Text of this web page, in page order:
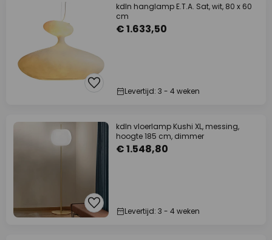
kdln hanglamp E.T.A. Sat, wit, 80 x 60
cm
€ 1.633,50
Levertijd: 3 - 4 weken
kdln vloerlamp Kushi XL, messing,
hoogte 185 cm, dimmer
€ 1.548,80
Levertijd: 3 - 4 weken